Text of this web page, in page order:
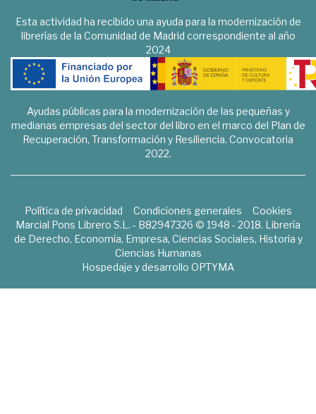
Esta actividad ha recibido una ayuda para la modernización de
librerías de la Comunidad de Madrid correspondiente al año
2024
Ayudas públicas para la modernización de las pequeñas y
medianas empresas del sector del libro en el marco del Plan de
Recuperación, Transformación y Resiliencia. Convocatoria
2022.
Política de privacidad Condiciones generales
Cookies
Marcial Pons Librero S.L. - B82947326 © 1948 - 2018. Librería
de Derecho, Economía, Empresa, Ciencias Sociales, Historia y
Ciencias Humanas
Hospedaje y desarrollo OPTYMA